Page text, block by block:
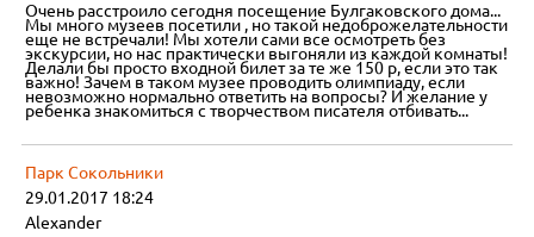
Очень расстроило сегодня посещение Булгаковского дома...
Мы много музеев посетили , но такой недоброжелательности
еще не встречали! Мы хотели сами все осмотреть без
экскурсии, но нас практически выгоняли из каждой комнаты!
Делали бы просто входной билет за те же 150 р, если это так
важно! Зачем в таком музее проводить олимпиаду, если
невозможно нормально ответить на вопросы? И желание у
ребенка знакомиться с творчеством писателя отбивать...
Парк Сокольники
29.01.2017 18:24
Alexander